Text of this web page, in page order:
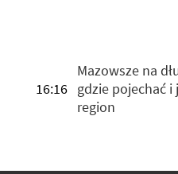
16:16
Mazowsze na
gdzie pojechać
region